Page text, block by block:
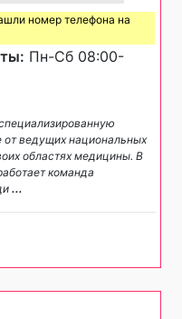
номер телефона на
Пн-Сб 08:00-
ведущих национальных
областях медицины. В
команда
...